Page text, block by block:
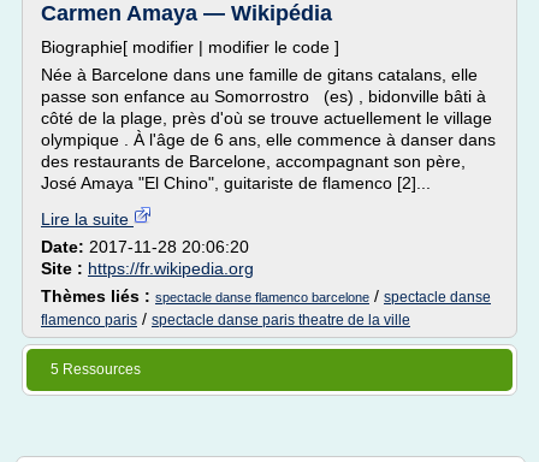
Carmen Amaya — Wikipédia
Biographie[ modifier | modifier le code ]
Née à Barcelone dans une famille de gitans catalans, elle
passe son enfance au Somorrostro (es) , bidonville bâti à
côté de la plage, près d'où se trouve actuellement le village
olympique . À l'âge de 6 ans, elle commence à danser dans
des restaurants de Barcelone, accompagnant son père,
José Amaya "El Chino", guitariste de flamenco [2]...
Lire la suite
Date: 2017-11-28 20:06:20
Site : https://fr.wikipedia.org
Thèmes liés : spectacle danse flamenco barcelone / spectacle danse
flamenco paris / spectacle danse paris theatre de la ville
5 Ressources